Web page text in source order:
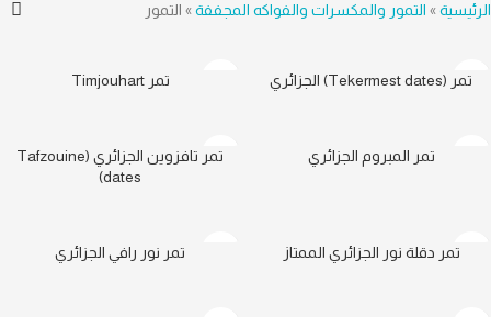
الرئيسية» التمور والمكسرات والفواكه المجففة» التمور
تمر (Tekermest dates) الجزائري تمر Timjouhart
تمر المبروم الجزائري
تمر تافزوين الجزائري (Tafzouine
dates)
تمر دقلة نور الجزائري الممتاز تمر نور رافي الجزائري